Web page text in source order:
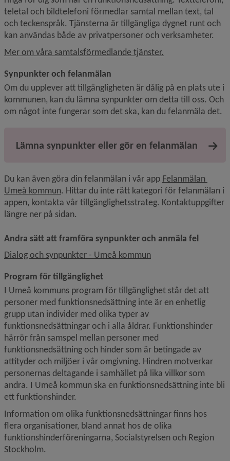
teletal och bildtelefoni förmedlar samtal mellan text, tal
och teckenspråk. Tjänsterna är tillgängliga dygnet runt och
kan användas både av privatpersoner och verksamheter.
Mer om våra samtalsförmedlande tjänster.
Synpunkter och felanmälan
Om du upplever att tillgängligheten är dålig på en plats ute i
kommunen, kan du lämna synpunkter om detta till oss. Och
om något inte fungerar som det ska, kan du felanmäla det.
Lämna synpunkter eller gör en felanmälan
Du kan även göra din felanmälan i vår app Felanmälan
Umeå kommun. Hittar du inte rätt kategori för felanmälan i
appen, kontakta vår tillgänglighetsstrateg. Kontaktuppgifter
längre ner på sidan.
Andra sätt att framföra synpunkter och anmäla fel
Dialog och synpunkter - Umeå kommunLänk till annan
Program för tillgänglighet
I Umeå kommuns program för tillgänglighet står det att
personer med funktionsnedsättning inte är en enhetlig
grupp utan individer med olika typer av
funktionsnedsättningar och i alla åldrar. Funktionshinder
härrör från samspel mellan personer med
funktionsnedsättning och hinder som är betingade av
attityder och miljöer i vår omgivning. Hindren motverkar
personernas deltagande i samhället på lika villkor som
andra. I Umeå kommun ska en funktionsnedsättning inte bli
ett funktionshinder.
Information om olika funktionsnedsättningar finns hos
flera organisationer, bland annat hos de olika
funktionshinderföreningarna, Socialstyrelsen och Region
Stockholm.